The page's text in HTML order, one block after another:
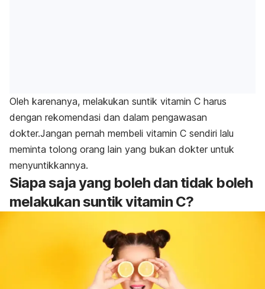
Oleh karenanya, melakukan suntik vitamin C harus
dengan rekomendasi dan dalam pengawasan
dokter.Jangan pernah membeli vitamin C sendiri lalu
meminta tolong orang lain yang bukan dokter untuk
menyuntikkannya.
Siapa saja yang boleh dan tidak boleh
melakukan suntik vitamin C?